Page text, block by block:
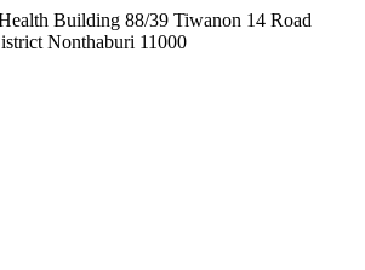
Building 88/39 Tiwanon 14 Road
Nonthaburi 11000